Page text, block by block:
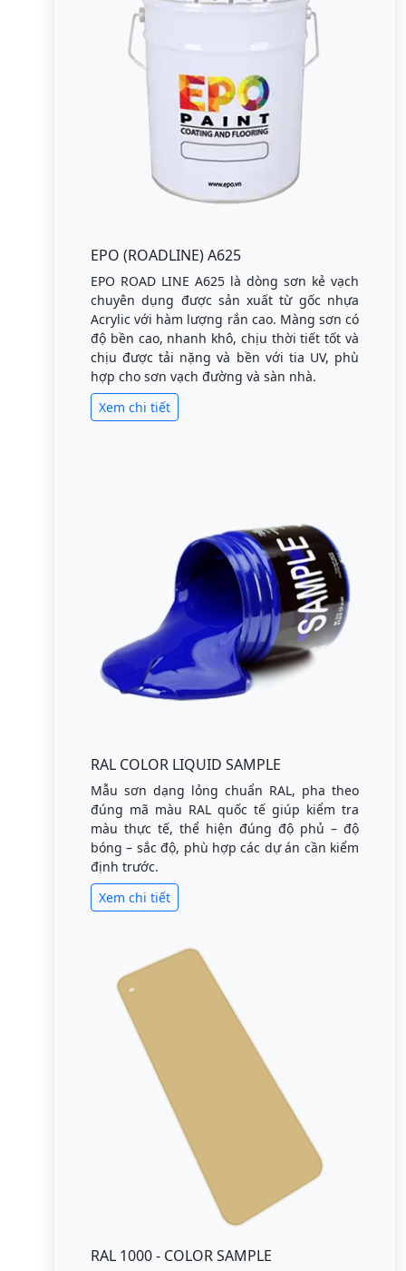
EPO (ROADLINE) A625
EPO ROAD LINE A625 là dòng sơn kẻ vạch
chuyên dụng được sản xuất từ gốc nhựa
Acrylic với hàm lượng rắn cao. Màng sơn có
độ bền cao, nhanh khô, chịu thời tiết tốt và
chịu được tải nặng và bền với tia UV, phù
hợp cho sơn vạch đường và sàn nhà.
Xem chi tiết
RAL COLOR LIQUID SAMPLE
Mẫu sơn dạng lỏng chuẩn RAL, pha theo
đúng mã màu RAL quốc tế giúp kiểm tra
màu thực tế, thể hiện đúng độ phủ – độ
bóng – sắc độ, phù hợp các dự án cần kiểm
định trước.
Xem chi tiết
RAL 1000 - COLOR SAMPLE